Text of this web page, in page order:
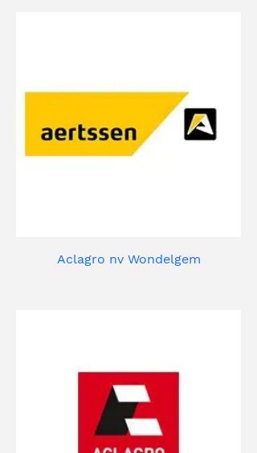
Aclagro nv Wondelgem